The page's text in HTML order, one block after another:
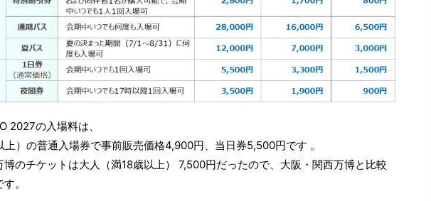
2027の入場料は、
上）の普通入場券で事前販売価格4,900円、当日券5,500円です 。
博のチケットは大人（満18歳以上） 7,500円だったので、大阪・関西万博と比較
。